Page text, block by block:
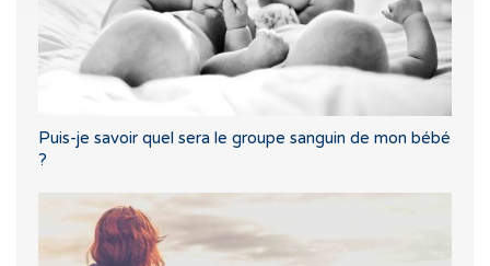
Puis-je savoir quel sera le groupe sanguin de mon bébé
?